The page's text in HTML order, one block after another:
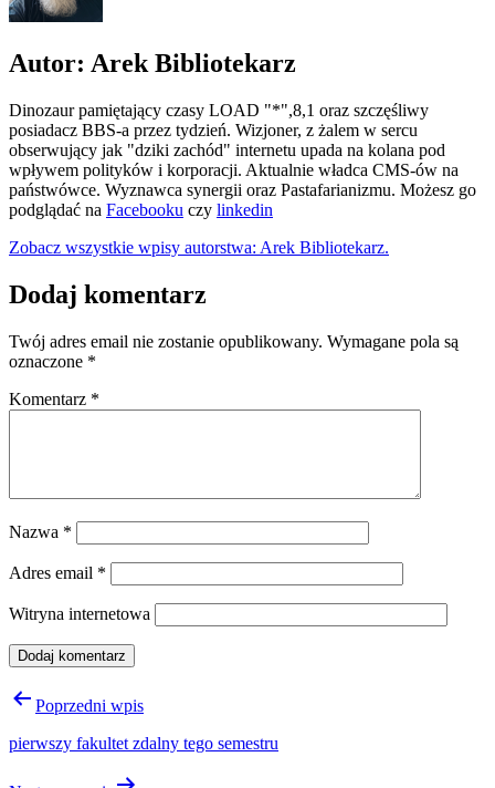
Autor: Arek Bibliotekarz
Dinozaur pamiętający czasy LOAD "*",8,1 oraz szczęśliwy
posiadacz BBS-a przez tydzień. Wizjoner, z żalem w sercu
obserwujący jak "dziki zachód" internetu upada na kolana pod
wpływem polityków i korporacji. Aktualnie władca CMS-ów na
państwówce. Wyznawca synergii oraz Pastafarianizmu. Możesz go
podglądać na Facebooku czy linkedin
Zobacz wszystkie wpisy autorstwa: Arek Bibliotekarz.
Dodaj komentarz
Twój adres email nie zostanie opublikowany. Wymagane pola są
oznaczone *
Komentarz *
Nazwa *
Adres email *
Witryna internetowa
Nawigacja
Poprzedni wpis
pierwszy fakultet zdalny tego semestru